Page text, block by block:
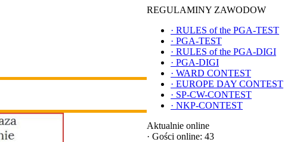
REGULAMINY ZAWODOW
· RULES of the PGA-TEST
· PGA-TEST
· RULES of the PGA-DIGI
· PGA-DIGI
· WARD CONTEST
· EUROPE DAY CONTEST
· SP-CW-CONTEST
· NKP-CONTEST
Aktualnie online
· Gości online: 43